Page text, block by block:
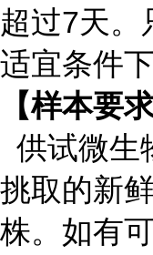
超过7天。
适宜条件
【样本要求
供试微生
挑取的新
株。如有